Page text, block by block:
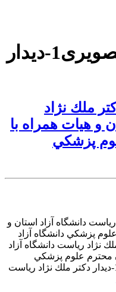
Tag Archives for تصویری1-ديدار
ديدار دكتر ملك نژاد
و هيات همراه با
پزشكي
نژاد رياست دانشگاه آزاد استان و
پزشكي دانشگاه آزاد
ديدار دكتر ملك نژاد رياست دانشگاه آزاد
محترم علوم پزشكي
دانشگاه آزاد اسلامي گزارش تصویری1-ديدار دكتر ملك نژاد رياست